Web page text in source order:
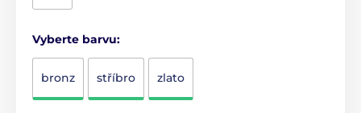
Vyberte barvu:
bronz stříbro zlato